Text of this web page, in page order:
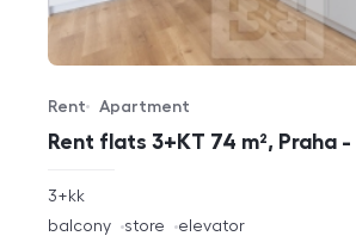
Rent flats 3+KT 74 m², Praha -
Offer type
Rent
Property type
Apartment
rozměry
3+kk
funkce
balcony store elevator